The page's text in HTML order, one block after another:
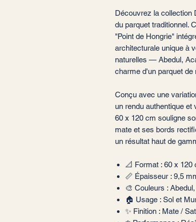
Découvrez la collection
du parquet traditionnel.
"Point de Hongrie"
architecturale unique à
naturelles — Abedul,
charme d'un parquet
Conçu avec une
un rendu authentique et
60 x 120 cm souligne
mate et ses bords
un résultat haut de
📐 Format : 60 x 120
📏 Épaisseur : 9,5
🎨 Couleurs :
🏠 Usage : Sol et
✨ Finition : Mate /